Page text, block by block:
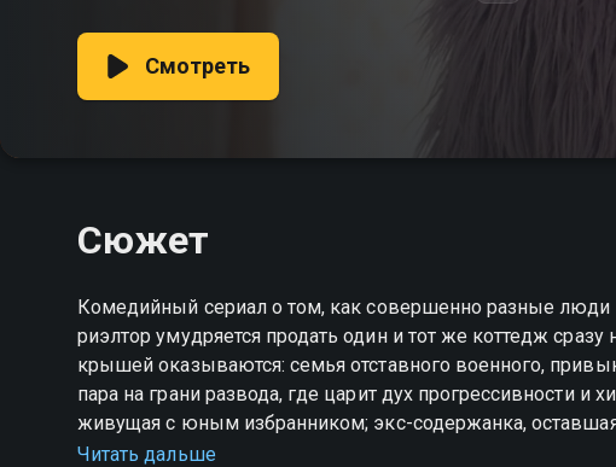
Смотреть
Сюжет
Комедийный сериал о том, как совершенно разные люди
риэлтор умудряется продать один и тот же коттедж
крышей оказываются: семья отставного военного,
пара на грани развода, где царит дух прогрессивности и
живущая с юным избранником; экс-содержанка,
причудами. Соседям предстоит уживаться, искать
Читать дальше